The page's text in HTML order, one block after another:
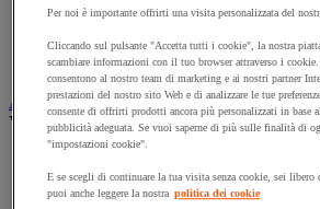
Armadio per prodotti infiammabili
Casse di ventilazione e filtri
Contenitore di sicurezza
Assorbente industriale
Vedi tutte le categorie
Barriera anti-inquinamento e sistema
perdite
Per noi è importante offrirti una visita personalizzata del
Cliccando sul pulsante "Accetta tutti i cookie", la nostra
scambiare informazioni con il tuo browser attraverso i
consentono al nostro team di marketing e ai nostri partner
prestazioni del nostro sito Web e di analizzare le tue
consente di offrirti prodotti ancora più personalizzati in base
pubblicità adeguata. Se vuoi saperne di più sulle finalità di
"impostazioni cookie".
E se scegli di continuare la tua visita senza cookie, sei libero
puoi anche leggere la nostra politica dei cookie